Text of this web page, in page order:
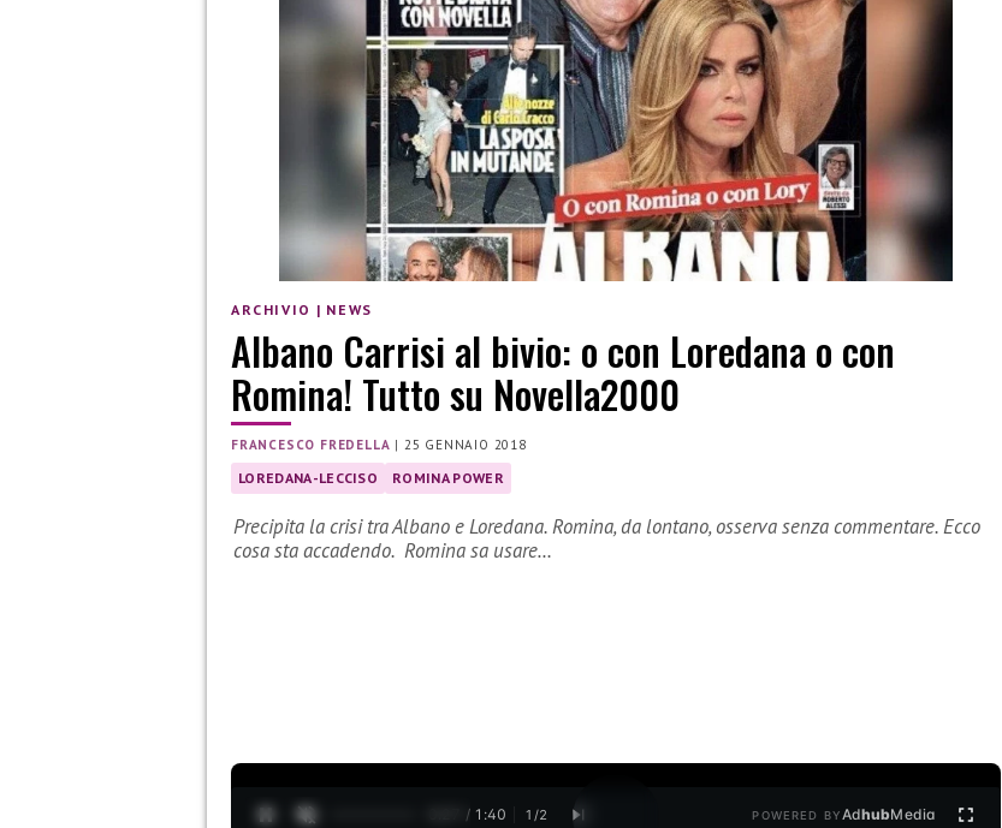
ARCHIVIO | NEWS
Albano Carrisi al bivio: o con Loredana o con
Romina! Tutto su Novella2000
FRANCESCO FREDELLA | 25 GENNAIO 2018
LOREDANA-LECCISO ROMINA POWER
Precipita la crisi tra Albano e Loredana. Romina, da lontano, osserva senza commentare. Ecco
cosa sta accadendo. Romina sa usare…
0:28 / 1:40 1 /2 POWERED BYAdhubMedia